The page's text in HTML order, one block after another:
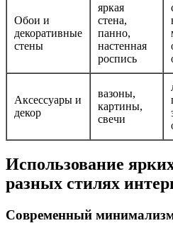
Обои и
декоративные
стены
яркая
стена,
панно,
настенная
роспись
Аксессуары и
декор
вазоны,
картины,
свечи
Использование
разных стилях
Современный